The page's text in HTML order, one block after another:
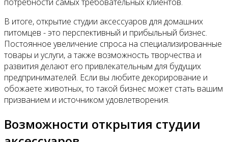
В итоге, открытие студии аксессуаров для домашних
питомцев - это перспективный и прибыльный бизнес.
Постоянное увеличение спроса на специализированные
товары и услуги, а также возможность творчества и
развития делают его привлекательным для будущих
предпринимателей. Если вы любите декорирование и
обожаете животных, то такой бизнес может стать вашим
призванием и источником удовлетворения.
Возможности открытия студии